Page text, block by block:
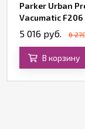
Parker Urban
Vacumatic F206
Blue Pearl (ручка
перьевая,
5 016 руб. 6
В корзину